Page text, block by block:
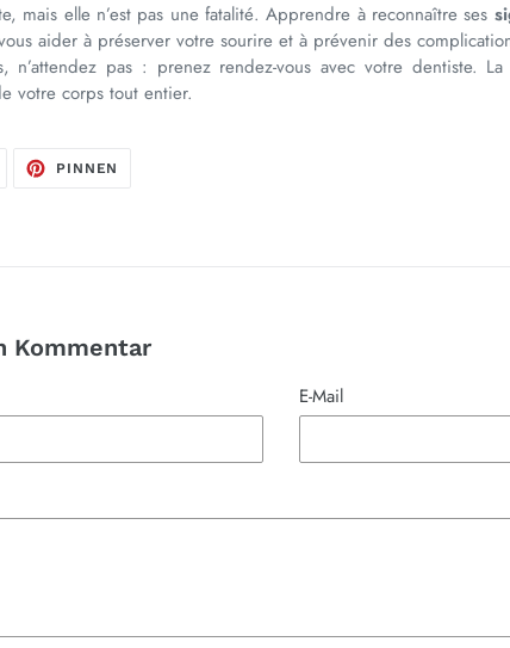
mais elle n’est pas une fatalité. Apprendre à reconnaître ses
aider à préserver votre sourire et à prévenir des
n’attendez pas : prenez rendez-vous avec votre dentiste.
votre corps tout entier.
TWITTER
PINNEN
Kommentar
E-Mail